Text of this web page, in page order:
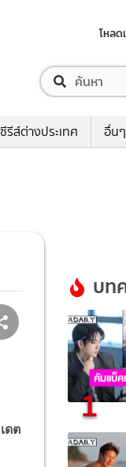
โหล
ซีรีส์ต่างประเทศ อื่นๆ
ดต
บท
1